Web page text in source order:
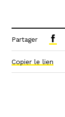
Partager
Copier le lien